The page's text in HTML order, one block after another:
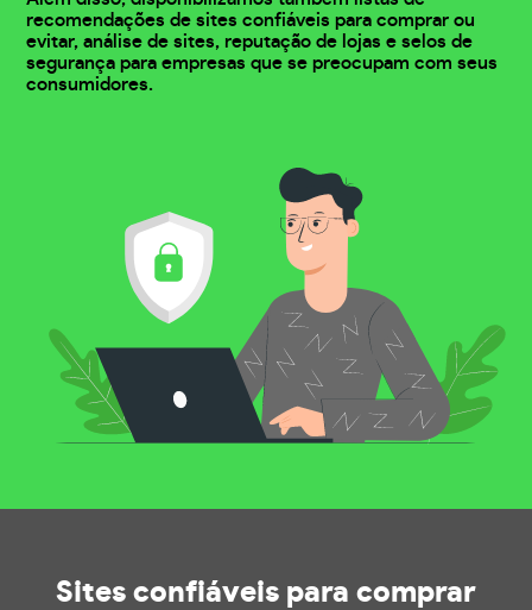
recomendações de sites confiáveis para comprar ou
evitar, análise de sites, reputação de lojas e selos de
segurança para empresas que se preocupam com seus
consumidores.
Sites confiáveis para comprar